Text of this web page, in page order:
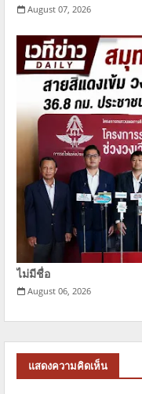
August 07, 2026
ไม่มีชื่อ
August 06, 2026
แสดงความคิดเห็น